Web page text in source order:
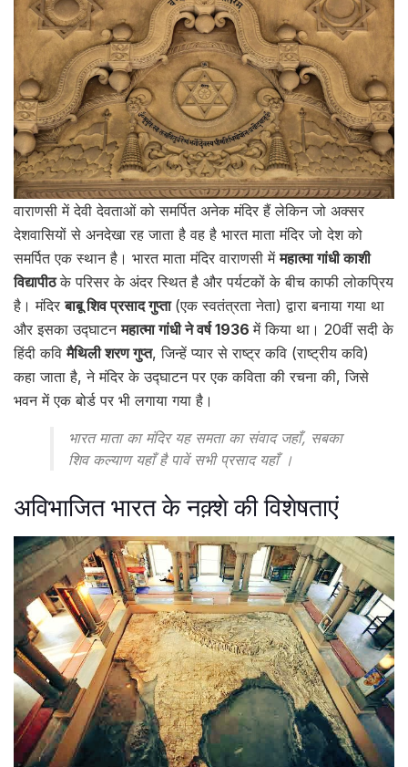
वाराणसी में देवी देवताओं को समर्पित अनेक मंदिर हैं लेकिन जो अक्सर
देशवासियों से अनदेखा रह जाता है वह है भारत माता मंदिर जो देश को
समर्पित एक स्थान है। भारत माता मंदिर वाराणसी मेंमहात्मा गांधी काशी
विद्यापीठके परिसर के अंदर स्थित है और पर्यटकों के बीच काफी लोकप्रिय
है। मंदिरबाबू शिव प्रसाद गुप्ता (एक स्वतंत्रता नेता) द्वारा बनाया गया था
और इसका उद्घाटनमहात्मा गांधी ने वर्ष 1936में किया था। 20वीं सदी के
हिंदी कविमैथिली शरण गुप्त, जिन्हें प्यार से राष्ट्र कवि (राष्ट्रीय कवि)
कहा जाता है, ने मंदिर के उद्घाटन पर एक कविता की रचना की, जिसे
भवन में एक बोर्ड पर भी लगाया गया है।
भारत माता का मंदिर यह समता का संवाद जहाँ, सबका
शिव कल्याण यहाँ है पावें सभी प्रसाद यहाँ ।
अविभाजित भारत के नक़्शे की विशेषताएं